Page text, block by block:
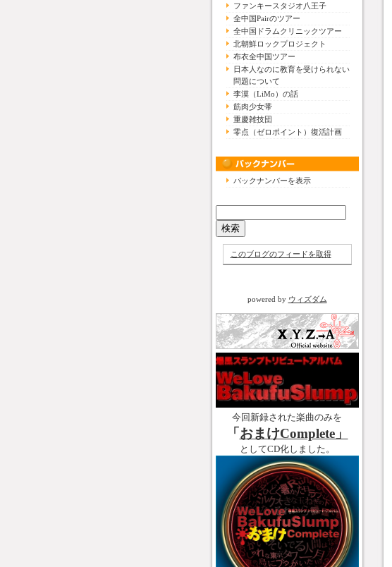
ファンキースタジオ八王子
全中国Pairのツアー
全中国ドラムクリニックツアー
北朝鮮ロックプロジェクト
布衣全中国ツアー
日本人なのに教育を受けられない
問題について
李漠（LiMo）の話
筋肉少女帯
重慶雑技団
零点（ゼロポイント）復活計画
バックナンバーを表示
このブログのフィードを取得
powered by ウィズダム
今回新録された楽曲のみを
「おまけComplete」
としてCD化しました。